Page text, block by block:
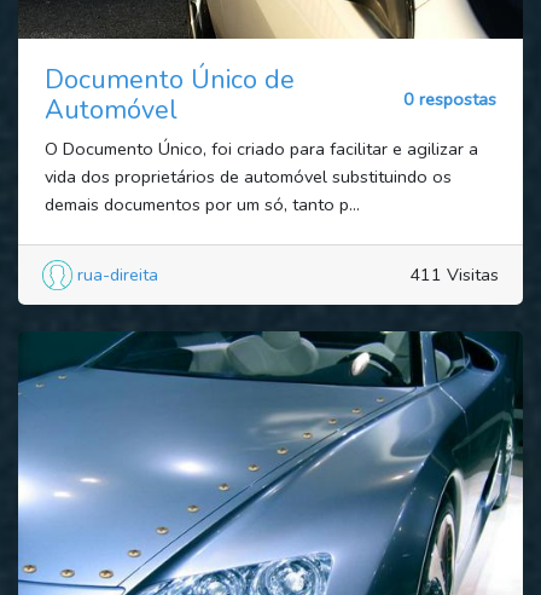
Documento Único de
Automóvel
0 respostas
O Documento Único, foi criado para facilitar e agilizar a
vida dos proprietários de automóvel substituindo os
demais documentos por um só, tanto p...
rua-direita 411 Visitas